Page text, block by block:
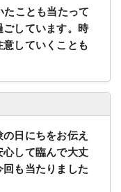
たことも当たって
しています。時
していくことも
日にちをお伝え
心して臨んで大丈
も当たりました